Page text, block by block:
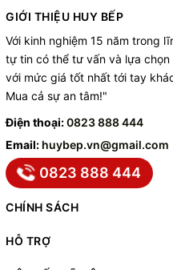
GIỚI THIỆU HUY BẾP
Với kinh nghiệm 15 năm trong
tự tin có thể tư vấn và lựa
với mức giá tốt nhất tới tay
Mua cả sự an tâm!"
Điện thoại:0823 888 444
Email: huybep.vn@gmail.com
0823 888 444
CHÍNH SÁCH
HỖ TRỢ